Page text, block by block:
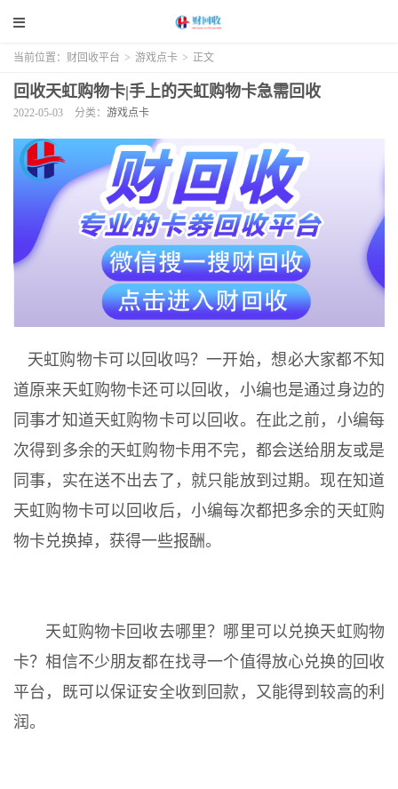
当前位置： 财回收平台 > 游戏点卡 > 正文
回收天虹购物卡|手上的天虹购物卡急需回收
2022-05-03 分类： 游戏点卡
天虹购物卡可以回收吗？一开始，想必大家都不知
道原来天虹购物卡还可以回收，小编也是通过身边的
同事才知道天虹购物卡可以回收。在此之前，小编每
次得到多余的天虹购物卡用不完，都会送给朋友或是
同事，实在送不出去了，就只能放到过期。现在知道
天虹购物卡可以回收后，小编每次都把多余的天虹购
物卡兑换掉，获得一些报酬。
天虹购物卡回收去哪里？哪里可以兑换天虹购物
卡？相信不少朋友都在找寻一个值得放心兑换的回收
平台，既可以保证安全收到回款，又能得到较高的利
润。